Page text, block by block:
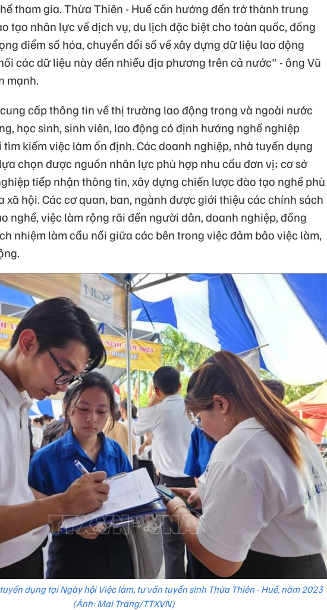
tham gia. Thừa Thiên - Huế cần hướng đến trở thành trung
tạo nhân lực về dịch vụ, du lịch đặc biệt cho toàn quốc, đồng
điểm số hóa, chuyển đổi số về xây dựng dữ liệu lao động
các dữ liệu này đến nhiều địa phương trên cả nước" - ông Vũ
mạnh.
cấp thông tin về thị trường lao động trong và ngoài nước
học sinh, sinh viên, lao động có định hướng nghề nghiệp
kiếm việc làm ổn định. Các doanh nghiệp, nhà tuyển dụng
chọn được nguồn nhân lực phù hợp nhu cầu đơn vị; cơ sở
tiếp nhận thông tin, xây dựng chiến lược đào tạo nghề phù
xã hội. Các cơ quan, ban, ngành được giới thiệu các chính sách
nghề, việc làm rộng rãi đến người dân, doanh nghiệp, đồng
nhiệm làm cầu nối giữa các bên trong việc đảm bảo việc làm,
dụng tại Ngày hội Việc làm, tư vấn tuyển sinh Thừa Thiên - Huế, năm 2023
(Ảnh: Mai Trang/TTXVN)